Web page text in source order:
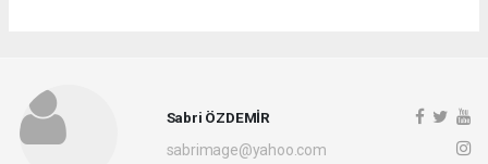
Sabri ÖZDEMİR
sabrimage@yahoo.com